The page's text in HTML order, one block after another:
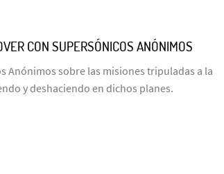
CON SUPERSÓNICOS ANÓNIMOS
Anónimos sobre las misiones tripuladas a la
y deshaciendo en dichos planes.